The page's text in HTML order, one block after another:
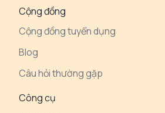
dụng tiên phong tại Việt Nam,
nghiệp nhanh chóng kết nối
Headhunter chuyên nghiệp
Về chúng tôi